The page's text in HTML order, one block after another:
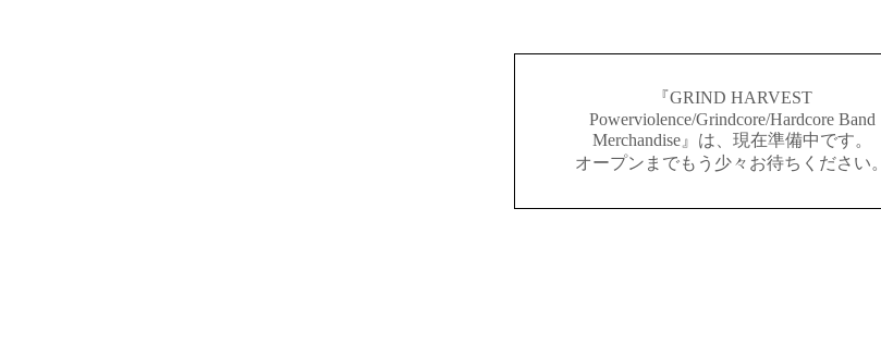
『GRIND HARVEST
Powerviolence/Grindcore/Hardcore Band
Merchandise』は、現在準備中です。
オープンまでもう少々お待ちください。